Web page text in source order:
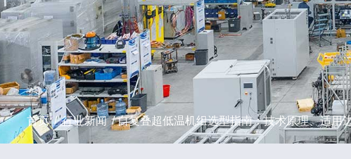
首页/行业新闻/ 自复叠超低温机组选型指南：技术原理、适用